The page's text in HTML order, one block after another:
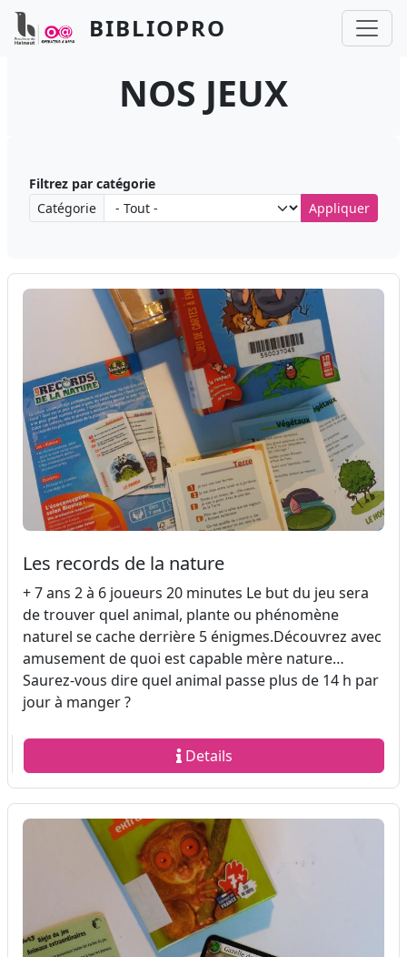
Panneau de gestion des cookies
Aller au contenu principal
BIBLIOPRO
NOS JEUX
Filtrez par catégorie
Catégorie
Les records de la nature
+ 7 ans 2 à 6 joueurs 20 minutes Le but du jeu sera
de trouver quel animal, plante ou phénomène
naturel se cache derrière 5 énigmes.Découvrez avec
amusement de quoi est capable mère nature…
Saurez-vous dire quel animal passe plus de 14 h par
jour à manger ?
Details